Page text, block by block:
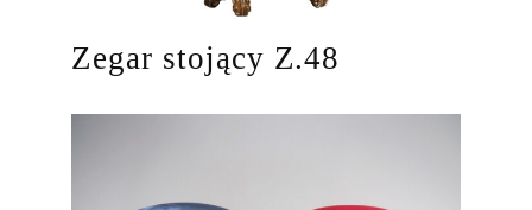
Zegar stojący Z.48